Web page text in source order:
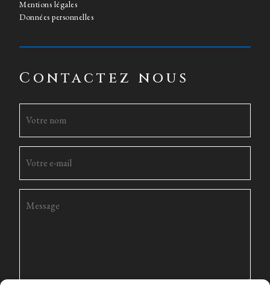
Mentions légales
Données personnelles
Contactez nous